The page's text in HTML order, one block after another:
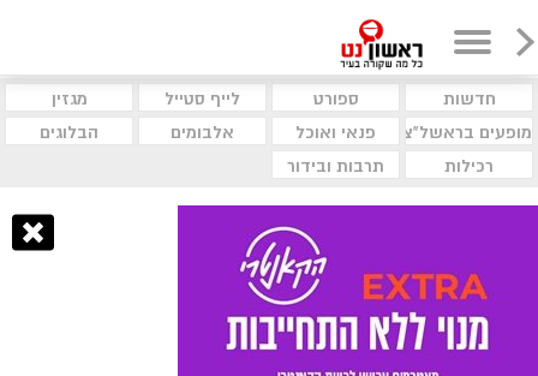
חדשות ספורט לייף סטייל
מגזין
מופעים בראשל"צ
פנאי ואוכל אלבומים
הבלוגים
רכילות
תרבות ובידור